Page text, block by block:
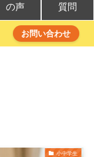
の声
質問
お問い合わせ
小中学生